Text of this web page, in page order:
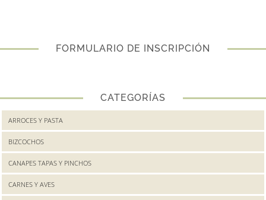
FORMULARIO DE INSCRIPCIÓN
CATEGORÍAS
ARROCES Y PASTA
BIZCOCHOS
CANAPES TAPAS Y PINCHOS
CARNES Y AVES